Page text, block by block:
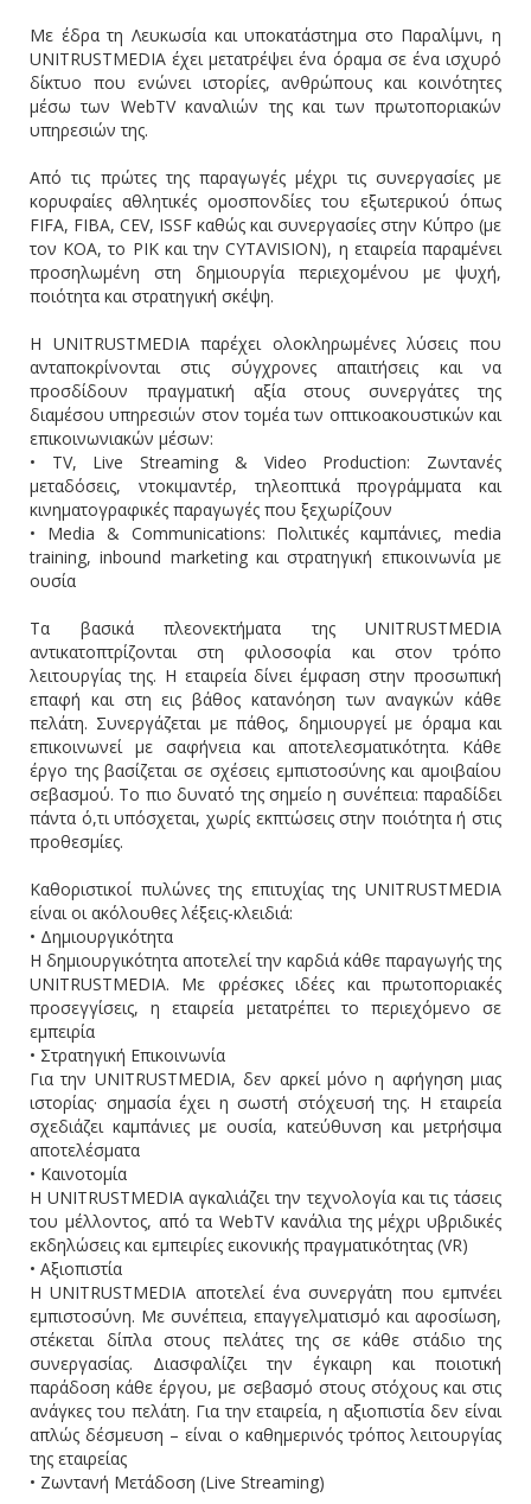
Με έδρα τη Λευκωσία και υποκατάστημα στο Παραλίμνι, η
UNITRUSTMEDIA έχει μετατρέψει ένα όραμα σε ένα ισχυρό
δίκτυο που ενώνει ιστορίες, ανθρώπους και κοινότητες
μέσω των WebTV καναλιών της και των πρωτοποριακών
υπηρεσιών της.
Από τις πρώτες της παραγωγές μέχρι τις συνεργασίες με
κορυφαίες αθλητικές ομοσπονδίες του εξωτερικού όπως
FIFA, FIBA, CEV, ISSF καθώς και συνεργασίες στην Κύπρο (με
τον ΚΟΑ, το ΡΙΚ και την CYTAVISION), η εταιρεία παραμένει
προσηλωμένη στη δημιουργία περιεχομένου με ψυχή,
ποιότητα και στρατηγική σκέψη.
Η UNITRUSTMEDIA παρέχει ολοκληρωμένες λύσεις που
ανταποκρίνονται στις σύγχρονες απαιτήσεις και να
προσδίδουν πραγματική αξία στους συνεργάτες της
διαμέσου υπηρεσιών στον τομέα των οπτικοακουστικών και
επικοινωνιακών μέσων:
• TV, Live Streaming & Video Production: Ζωντανές
μεταδόσεις, ντοκιμαντέρ, τηλεοπτικά προγράμματα και
κινηματογραφικές παραγωγές που ξεχωρίζουν
• Media & Communications: Πολιτικές καμπάνιες, media
training, inbound marketing και στρατηγική επικοινωνία με
ουσία
Τα βασικά πλεονεκτήματα της UNITRUSTMEDIA
αντικατοπτρίζονται στη φιλοσοφία και στον τρόπο
λειτουργίας της. Η εταιρεία δίνει έμφαση στην προσωπική
επαφή και στη εις βάθος κατανόηση των αναγκών κάθε
πελάτη. Συνεργάζεται με πάθος, δημιουργεί με όραμα και
επικοινωνεί με σαφήνεια και αποτελεσματικότητα. Κάθε
έργο της βασίζεται σε σχέσεις εμπιστοσύνης και αμοιβαίου
σεβασμού. Το πιο δυνατό της σημείο η συνέπεια: παραδίδει
πάντα ό,τι υπόσχεται, χωρίς εκπτώσεις στην ποιότητα ή στις
προθεσμίες.
Καθοριστικοί πυλώνες της επιτυχίας της UNITRUSTMEDIA
είναι οι ακόλουθες λέξεις-κλειδιά:
• Δημιουργικότητα
Η δημιουργικότητα αποτελεί την καρδιά κάθε παραγωγής της
UNITRUSTMEDIA. Με φρέσκες ιδέες και πρωτοποριακές
προσεγγίσεις, η εταιρεία μετατρέπει το περιεχόμενο σε
εμπειρία
• Στρατηγική Επικοινωνία
Για την UNITRUSTMEDIA, δεν αρκεί μόνο η αφήγηση μιας
ιστορίας· σημασία έχει η σωστή στόχευσή της. Η εταιρεία
σχεδιάζει καμπάνιες με ουσία, κατεύθυνση και μετρήσιμα
αποτελέσματα
• Καινοτομία
Η UNITRUSTMEDIA αγκαλιάζει την τεχνολογία και τις τάσεις
του μέλλοντος, από τα WebTV κανάλια της μέχρι υβριδικές
εκδηλώσεις και εμπειρίες εικονικής πραγματικότητας (VR)
• Αξιοπιστία
Η UNITRUSTMEDIA αποτελεί ένα συνεργάτη που εμπνέει
εμπιστοσύνη. Με συνέπεια, επαγγελματισμό και αφοσίωση,
στέκεται δίπλα στους πελάτες της σε κάθε στάδιο της
συνεργασίας. Διασφαλίζει την έγκαιρη και ποιοτική
παράδοση κάθε έργου, με σεβασμό στους στόχους και στις
ανάγκες του πελάτη. Για την εταιρεία, η αξιοπιστία δεν είναι
απλώς δέσμευση – είναι ο καθημερινός τρόπος λειτουργίας
της εταιρείας
• Ζωντανή Μετάδοση (Live Streaming)